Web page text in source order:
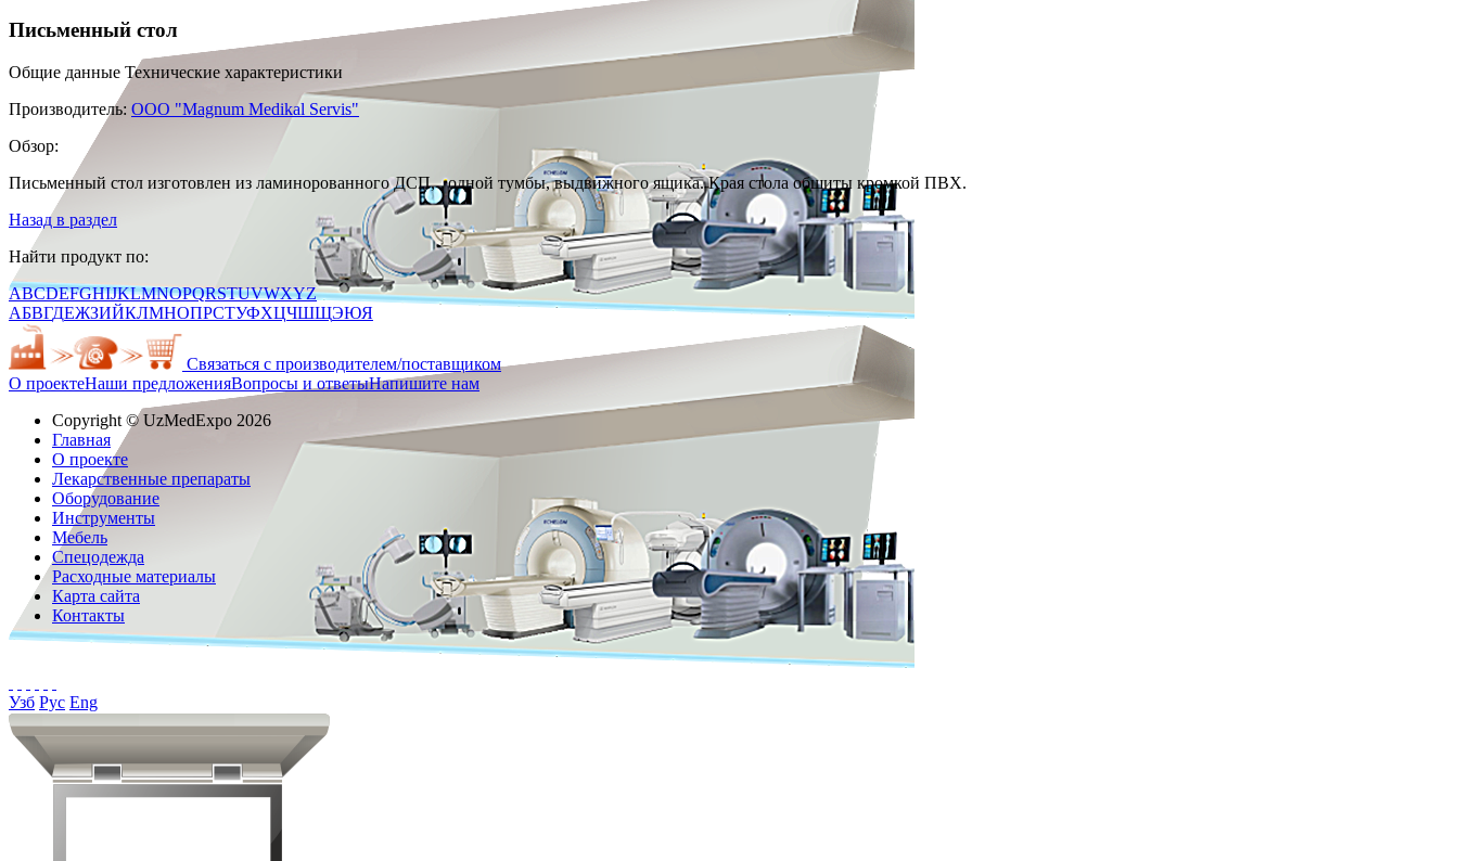
Узб Рус Eng
Письменный стол
Общие данные Технические характеристики
Производитель: ООО "Magnum Medikal Servis"
Обзор:
Письменный стол изготовлен из ламинорованного ДСП, одной тумбы, выдвижного ящика. Края стола обшиты кромкой ПВХ.
Назад в раздел
Найти продукт по:
ABCDEFGHIJKLMNOPQRSTUVWXYZ
АБВГДЕЖЗИЙКЛМНОПРСТУФХЦЧШЩЭЮЯ
Связаться с производителем/поставщиком
О проектеНаши предложенияВопросы и ответыНапишите нам
Copyright © UzMedExpo 2026
Главная
О проекте
Лекарственные препараты
Оборудование
Инструменты
Мебель
Спецодежда
Расходные материалы
Карта сайта
Контакты